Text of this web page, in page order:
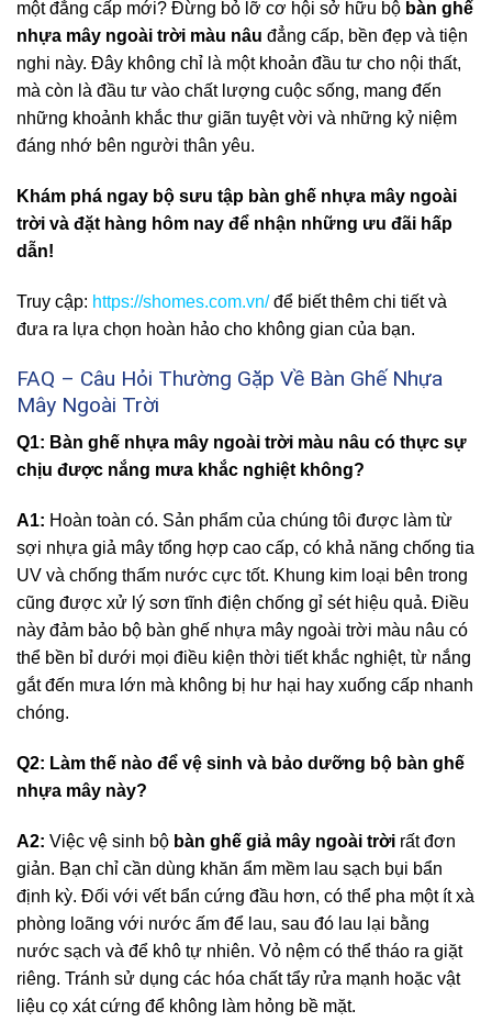
một đẳng cấp mới? Đừng bỏ lỡ cơ hội sở hữu bộ bàn ghế
nhựa mây ngoài trời màu nâu đẳng cấp, bền đẹp và tiện
nghi này. Đây không chỉ là một khoản đầu tư cho nội thất,
mà còn là đầu tư vào chất lượng cuộc sống, mang đến
những khoảnh khắc thư giãn tuyệt vời và những kỷ niệm
đáng nhớ bên người thân yêu.
Khám phá ngay bộ sưu tập bàn ghế nhựa mây ngoài
trời và đặt hàng hôm nay để nhận những ưu đãi hấp
dẫn!
Truy cập: https://shomes.com.vn/để biết thêm chi tiết và
đưa ra lựa chọn hoàn hảo cho không gian của bạn.
FAQ – Câu Hỏi Thường Gặp Về Bàn Ghế Nhựa
Mây Ngoài Trời
Q1: Bàn ghế nhựa mây ngoài trời màu nâu có thực sự
chịu được nắng mưa khắc nghiệt không?
A1: Hoàn toàn có. Sản phẩm của chúng tôi được làm từ
sợi nhựa giả mây tổng hợp cao cấp, có khả năng chống tia
UV và chống thấm nước cực tốt. Khung kim loại bên trong
cũng được xử lý sơn tĩnh điện chống gỉ sét hiệu quả. Điều
này đảm bảo bộ bàn ghế nhựa mây ngoài trời màu nâu có
thể bền bỉ dưới mọi điều kiện thời tiết khắc nghiệt, từ nắng
gắt đến mưa lớn mà không bị hư hại hay xuống cấp nhanh
chóng.
Q2: Làm thế nào để vệ sinh và bảo dưỡng bộ bàn ghế
nhựa mây này?
A2: Việc vệ sinh bộ bàn ghế giả mây ngoài trời rất đơn
giản. Bạn chỉ cần dùng khăn ẩm mềm lau sạch bụi bẩn
định kỳ. Đối với vết bẩn cứng đầu hơn, có thể pha một ít xà
phòng loãng với nước ấm để lau, sau đó lau lại bằng
nước sạch và để khô tự nhiên. Vỏ nệm có thể tháo ra giặt
riêng. Tránh sử dụng các hóa chất tẩy rửa mạnh hoặc vật
liệu cọ xát cứng để không làm hỏng bề mặt.